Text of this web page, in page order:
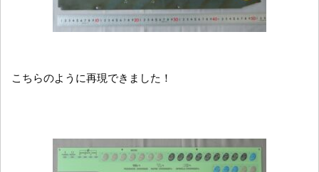
こちらのように再現できました！